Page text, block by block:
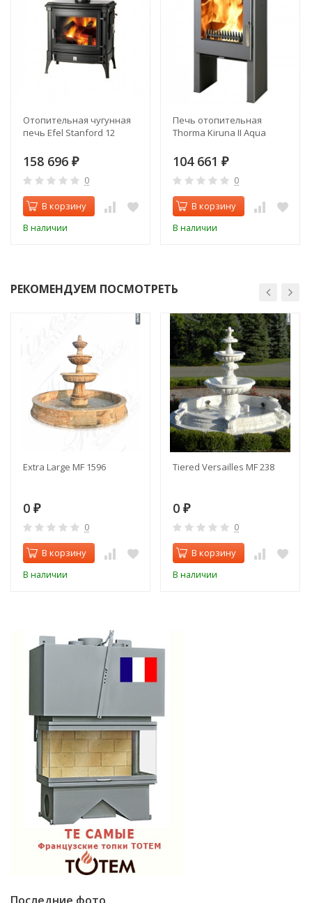
Отопительная чугунная
печь Efel Stanford 12
158 696 ₽
0
В корзину
В наличии
Печь отопительная
Thorma Kiruna II Aqua
104 661 ₽
0
В корзину
В наличии
РЕКОМЕНДУЕМ ПОСМОТРЕТЬ
Extra Large MF 1596
0 ₽
0
В корзину
В наличии
Tiered Versailles MF 238
0 ₽
0
В корзину
В наличии
Последние фото